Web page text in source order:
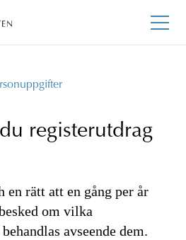
registerutdrag
en rätt att en gång per år
om vilka
avseende dem.